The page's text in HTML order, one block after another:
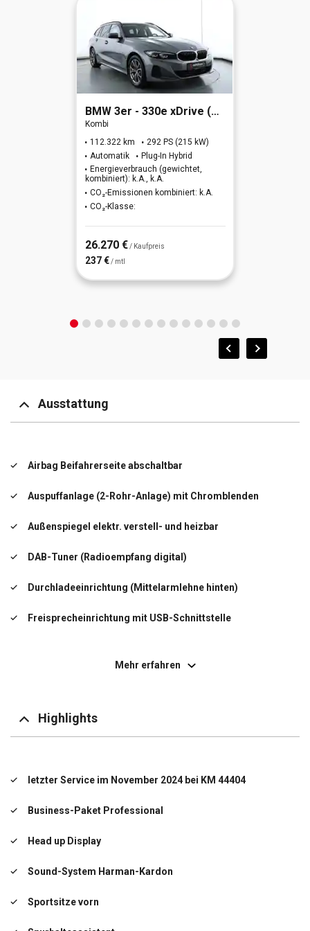
BMW 3er - 330e xDrive (OPF)(EURO 6d)
Kombi
112.322 km
292 PS (215 kW)
Automatik
Plug-In Hybrid
Energieverbrauch (gewichtet,
kombiniert): k.A., k.A.
CO₂-Emissionen kombiniert: k.A.
CO₂-Klasse:
26.270 € / Kaufpreis
237 € / mtl
Ausstattung
Airbag Beifahrerseite abschaltbar
Auspuffanlage (2-Rohr-Anlage) mit Chromblenden
Außenspiegel elektr. verstell- und heizbar
DAB-Tuner (Radioempfang digital)
Durchladeeinrichtung (Mittelarmlehne hinten)
Freisprecheinrichtung mit USB-Schnittstelle
Instrumententafel Sensatec
Mehr erfahren
Highlights
letzter Service im November 2024 bei KM 44404
Business-Paket Professional
Head up Display
Sound-System Harman-Kardon
Sportsitze vorn